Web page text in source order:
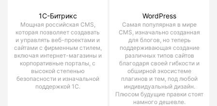
1С-Битрикс
Мощная российская CMS,
которая позволяет создавать
и управлять веб-проектами и
сайтами с фирменным стилем,
включая интернет-магазины и
корпоративные порталы, с
высокой степенью
безопасности и изначальной
поддержкой 1С.
WordPress
Самая популярная в мире
CMS, изначально созданная
для блогов, но теперь
поддерживающая создание
различных типов сайтов
благодаря своей гибкости и
обширной экосистеме
плагинов и тем, под любой
индивидуальный дизайн.
Плюсом будущие правки стоят
намного дешевле.